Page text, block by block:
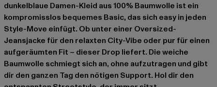
dunkelblaue Damen-Kleid aus 100% Baumwolle ist ein
kompromisslos bequemes Basic, das sich easy in jeden
Style-Move einfügt. Ob unter einer Oversized-
Jeansjacke für den relaxten City-Vibe oder pur für einen
aufgeräumten Fit – dieser Drop liefert. Die weiche
Baumwolle schmiegt sich an, ohne aufzutragen und gibt
dir den ganzen Tag den nötigen Support. Hol dir den